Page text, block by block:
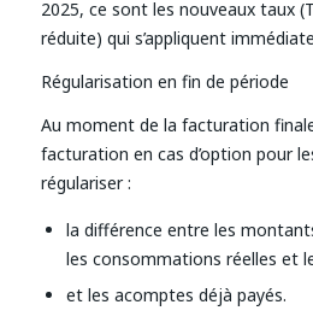
2025, ce sont les nouveaux taux
réduite) qui s’appliquent
Régularisation en fin de période
Au moment de la facturation
facturation en cas d’option pour
régulariser :
la différence entre les
les consommations réelles et
et les acomptes déjà payés.